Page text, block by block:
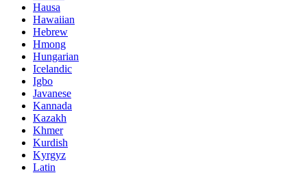
Hausa
Hawaiian
Hebrew
Hmong
Hungarian
Icelandic
Igbo
Javanese
Kannada
Kazakh
Khmer
Kurdish
Kyrgyz
Latin